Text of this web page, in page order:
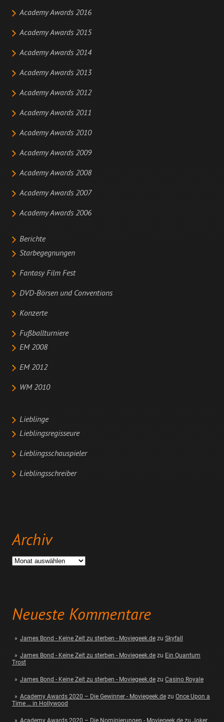
Academy Awards 2016
Academy Awards 2015
Academy Awards 2014
Academy Awards 2013
Academy Awards 2012
Academy Awards 2011
Academy Awards 2010
Academy Awards 2009
Academy Awards 2008
Academy Awards 2007
Academy Awards 2006
Berichte
Starbegegnungen
Fantasy Film Fest
DVD-Börsen und Conventions
Konzerte
Fußballturniere
EM 2008
EM 2012
WM 2010
Lieblinge
Lieblingsregisseure
Lieblingsschauspieler
Lieblingsschreiber
Archiv
Archiv
Neueste Kommentare
James Bond - Keine Zeit zu sterben - Moviegeek.dezu Skyfall
James Bond - Keine Zeit zu sterben - Moviegeek.dezu Ein Quantum
Trost
James Bond - Keine Zeit zu sterben - Moviegeek.dezu Casino Royale
Academy Awards 2020 – Die Gewinner - Moviegeek.dezu Once Upon a
Time … in Hollywood